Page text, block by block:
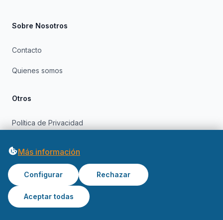
Sobre Nosotros
Contacto
Quienes somos
Otros
Política de Privacidad
© 2026 OfertasInformatica. Todos los derechos reservados.
Más información
Configurar Rechazar
Aceptar todas